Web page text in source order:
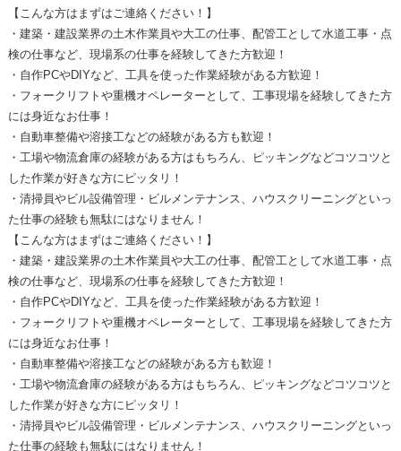
【こんな方はまずはご連絡ください！】
・建築・建設業界の土木作業員や大工の仕事、配管工として水道工事・点
検の仕事など、現場系の仕事を経験してきた方歓迎！
・自作PCやDIYなど、工具を使った作業経験がある方歓迎！
・フォークリフトや重機オペレーターとして、工事現場を経験してきた方
には身近なお仕事！
・自動車整備や溶接工などの経験がある方も歓迎！
・工場や物流倉庫の経験がある方はもちろん、ピッキングなどコツコツと
した作業が好きな方にピッタリ！
・清掃員やビル設備管理・ビルメンテナンス、ハウスクリーニングといっ
た仕事の経験も無駄にはなりません！
【こんな方はまずはご連絡ください！】
・建築・建設業界の土木作業員や大工の仕事、配管工として水道工事・点
検の仕事など、現場系の仕事を経験してきた方歓迎！
・自作PCやDIYなど、工具を使った作業経験がある方歓迎！
・フォークリフトや重機オペレーターとして、工事現場を経験してきた方
には身近なお仕事！
・自動車整備や溶接工などの経験がある方も歓迎！
・工場や物流倉庫の経験がある方はもちろん、ピッキングなどコツコツと
した作業が好きな方にピッタリ！
・清掃員やビル設備管理・ビルメンテナンス、ハウスクリーニングといっ
た仕事の経験も無駄にはなりません！